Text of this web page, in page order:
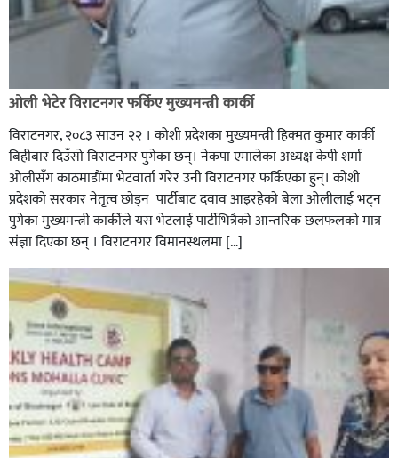
ओली भेटेर विराटनगर फर्किए मुख्यमन्त्री कार्की
विराटनगर, २०८३ साउन २२ । कोशी प्रदेशका मुख्यमन्त्री हिक्मत कुमार कार्की
बिहीबार दिउँसो विराटनगर पुगेका छन्। नेकपा एमालेका अध्यक्ष केपी शर्मा
ओलीसँग काठमाडौंमा भेटवार्ता गरेर उनी विराटनगर फर्किएका हुन्। काेशी
प्रदेशकाे सरकार नेतृत्व छाेड्न पार्टीबाट दवाव आइरहेकाे बेला ओलीलाई भट्न
पुगेका मुख्यमन्त्री कार्कीले यस भेटलाई पार्टीभित्रैको आन्तरिक छलफलकाे मात्र
संज्ञा दिएका छन् । विराटनगर विमानस्थलमा […]